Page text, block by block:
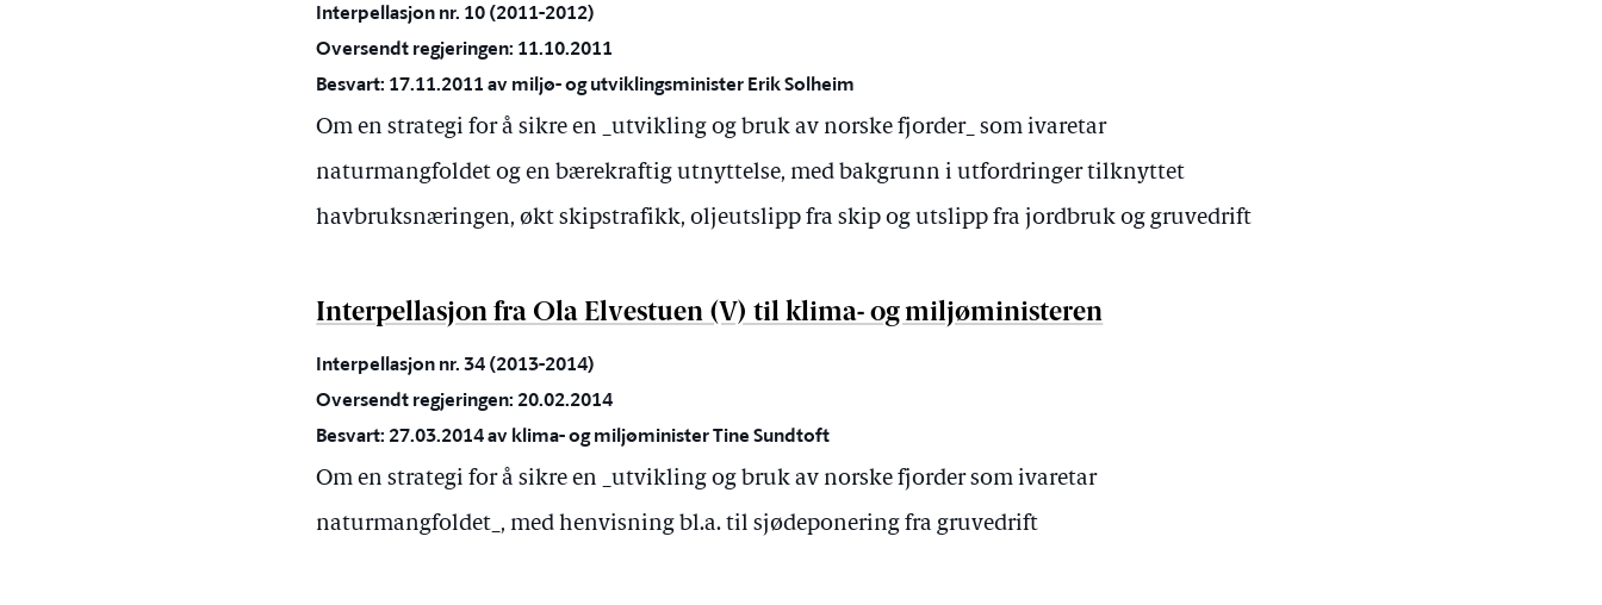
Interpellasjon nr. 10 (2011-2012)
Oversendt regjeringen: 11.10.2011
Besvart: 17.11.2011 av miljø- og utviklingsminister Erik Solheim
Om en strategi for å sikre en _utvikling og bruk av norske fjorder_ som ivaretar
naturmangfoldet og en bærekraftig utnyttelse, med bakgrunn i utfordringer tilknyttet
havbruksnæringen, økt skipstrafikk, oljeutslipp fra skip og utslipp fra jordbruk og gruvedrift
Interpellasjon fra Ola Elvestuen (V) til klima- og miljøministeren
Interpellasjon nr. 34 (2013-2014)
Oversendt regjeringen: 20.02.2014
Besvart: 27.03.2014 av klima- og miljøminister Tine Sundtoft
Om en strategi for å sikre en _utvikling og bruk av norske fjorder som ivaretar
naturmangfoldet_, med henvisning bl.a. til sjødeponering fra gruvedrift